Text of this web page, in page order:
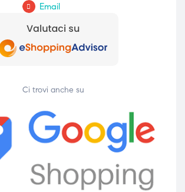
Email
Ci trovi anche su